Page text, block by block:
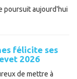
poursuit aujourd'hui
félicite ses
2026
de mettre à